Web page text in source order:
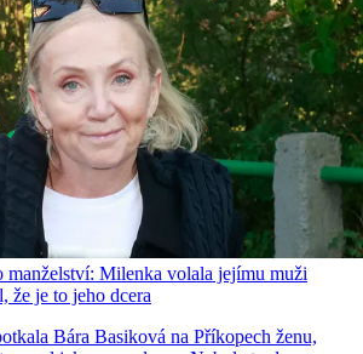
manželství: Milenka volala jejímu muži
že je to jeho dcera
Bára Basiková na Příkopech ženu,